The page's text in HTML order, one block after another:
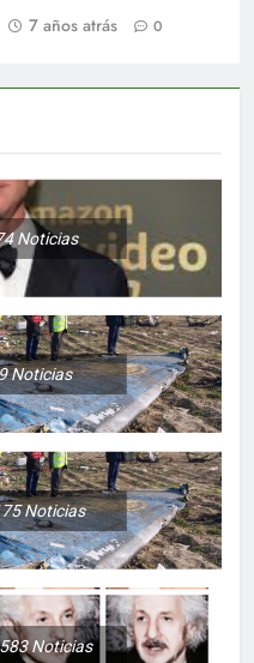
7 años atrás 0
Noticias
Noticias
Noticias
Noticias